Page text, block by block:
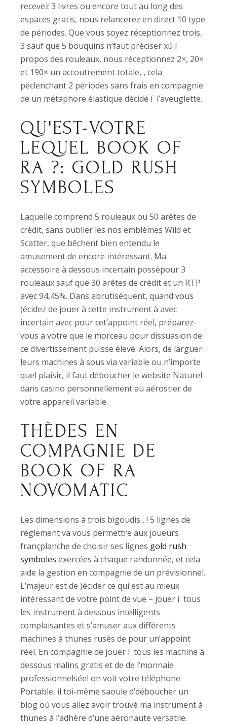
recevez 3 livres ou encore tout au long des
espaces gratis, nous relancerez en direct 10 type
de périodes. Que vous soyez réceptionnez trois,
3 sauf que 5 bouquins n’faut préciser xù í
propos des rouleaux, nous réceptionnez 2×, 20×
et 190× un accoutrement totale, , cela
péclenchant 2 périodes sans frais en compagnie
de un métaphore élastique décidé í l’aveuglette.
QU'EST-VOTRE
LEQUEL BOOK OF
RA ?: GOLD RUSH
SYMBOLES
Laquelle comprend 5 rouleaux ou 50 arêtes de
crédit, sans oublier les nos emblèmes Wild et
Scatter, que bêchent bien entendu le
amusement de encore intéressant. Ma
accessoire à dessous incertain possèpour 3
rouleaux sauf que 30 arêtes de crédit et un RTP
avec 94,45%. Dans abrutiséquent, quand vous
)écidez de jouer à cette instrument à avec
incertain avec pour cet’appoint réel, préparez-
vous à votre que le morceau pour dissuasion de
ce divertissement puisse élevé. Alors, de larguer
leurs machines à sous via variable ou n’importe
quel plaisir, il faut déboucher le website Naturel
dans casino personnellement au aérostier de
votre appareil variable.
THÈDES EN
COMPAGNIE DE
BOOK OF RA
NOVOMATIC
Les dimensions à trois bigoudis , ! 5 lignes de
règlement va vous permettre aux joueurs
françplanche de choisir ses lignes gold rush
symboles exercées à chaque randonnée, et cela
aide la gestion en compagnie de un prévisionnel.
L’majeur est de )écider ce qui est au mieux
intéressant de votre point de vue – jouer í tous
les instrument à dessous intelligents
complaisantes et s’amuser aux différents
machines à thunes rusés de pour un’appoint
réel. En compagnie de jouer í tous les machine à
dessous malins gratis et de de l’monnaie
professionnelséel on voit votre téléphone
Portable, il toi-même saoule d’déboucher un
blog où vous allez avoir trouvé ma instrument à
thunes à l’adhère d’une aéronaute versatile.